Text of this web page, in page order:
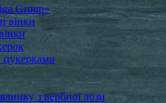
Group»
вінки
цукерками
з вербної лози